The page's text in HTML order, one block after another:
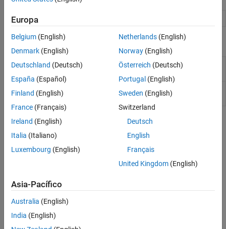
MATLAB Function
Objetos
MATLABFunctionConfiguration MATLABFunction block
Stateflow.EMChart Stateflowinterface to
MATLABFunction block
Temas
Create MATLAB Function Block Variables
UseMATLAB Function
block variables to modify data input to the
block, or to output modified data to the model.
Set Properties for MATLAB Function Block Variables
properties ofMATLAB Function
Specify Data Types of Variables in MATLAB Function
Europa
Belgium (English)
Denmark (English)
Deutschland (Deutsch)
España (Español)
Finland (English)
France (Français)
Ireland (English)
Italia (Italiano)
Luxembourg (English)
Netherlands(English)
Norway(English)
Österreich (Deutsch)
Portugal (English)
Sweden (English)
Switzerland
Deutsch
English
Français
United Kingdom(English)
Asia-Pacífico
Australia (English)
India (English)